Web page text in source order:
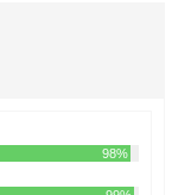
98%